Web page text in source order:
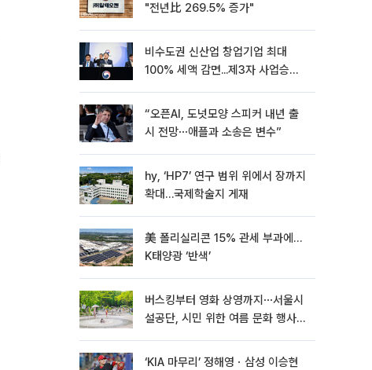
"전년比 269.5% 증가"
비수도권 신산업 창업기업 최대
100% 세액 감면...제3자 사업승계
“오픈AI, 도넛모양 스피커 내년 출
시 전망⋯애플과 소송은 변수”
hy, ‘HP7’ 연구 범위 위에서 장까지
확대…국제학술지 게재
美 폴리실리콘 15% 관세 부과에…
K태양광 ‘반색’
버스킹부터 영화 상영까지⋯서울시
설공단, 시민 위한 여름 문화 행사
‘KIA 마무리’ 정해영ㆍ삼성 이승현